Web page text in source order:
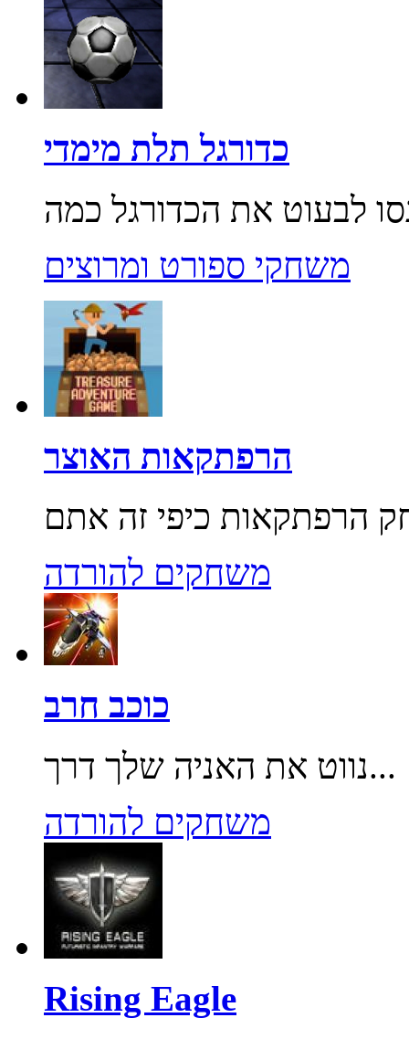
כדורגל תלת מימדי
משחקי ספורט ומרוצים
הרפתקאות האוצר
משחקים להורדה
כוכב חרב
נווט את האניה שלך דרך...
משחקים להורדה
Rising Eagle